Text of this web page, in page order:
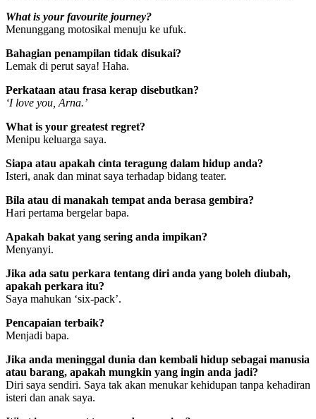
What is your favourite journey?
Menunggang motosikal menuju ke ufuk.
Bahagian penampilan tidak disukai?
Lemak di perut saya! Haha.
Perkataan atau frasa kerap disebutkan?
‘I love you, Arna.’
What is your greatest regret?
Menipu keluarga saya.
Siapa atau apakah cinta teragung dalam hidup anda?
Isteri, anak dan minat saya terhadap bidang teater.
Bila atau di manakah tempat anda berasa gembira?
Hari pertama bergelar bapa.
Apakah bakat yang sering anda impikan?
Menyanyi.
Jika ada satu perkara tentang diri anda yang boleh diubah,
apakah perkara itu?
Saya mahukan ‘six-pack’.
Pencapaian terbaik?
Menjadi bapa.
Jika anda meninggal dunia dan kembali hidup sebagai manusia
atau barang, apakah mungkin yang ingin anda jadi?
Diri saya sendiri. Saya tak akan menukar kehidupan tanpa kehadiran
isteri dan anak saya.